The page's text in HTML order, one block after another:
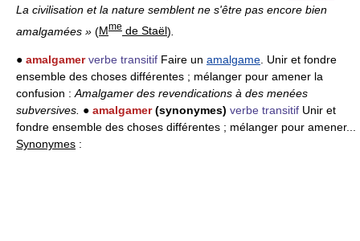
La civilisation et la nature semblent ne s'être pas encore bien
amalgamées » (Mme de Staël)
● amalgamer verbe transitif Faire un amalgame. Unir et fondre
ensemble des choses différentes ; mélanger pour amener la
confusion :Amalgamer des revendications à des menées
subversives. ● amalgamer(synonymes) verbe transitif Unir et
fondre ensemble des choses différentes ; mélanger pour amener...
Synonymes :